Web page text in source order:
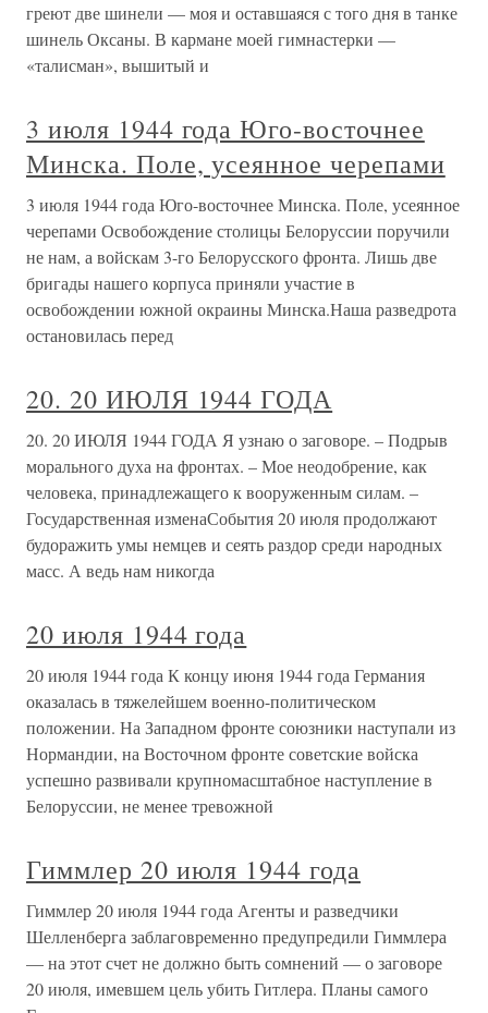
греют две шинели — моя и оставшаяся с того дня в танке
шинель Оксаны. В кармане моей гимнастерки —
«талисман», вышитый и
3 июля 1944 года Юго-восточнее
Минска. Поле, усеянное черепами
3 июля 1944 года Юго-восточнее Минска. Поле, усеянное
черепами Освобождение столицы Белоруссии поручили
не нам, а войскам 3-го Белорусского фронта. Лишь две
бригады нашего корпуса приняли участие в
освобождении южной окраины Минска.Наша разведрота
остановилась перед
20. 20 ИЮЛЯ 1944 ГОДА
20. 20 ИЮЛЯ 1944 ГОДА Я узнаю о заговоре. – Подрыв
морального духа на фронтах. – Мое неодобрение, как
человека, принадлежащего к вооруженным силам. –
Государственная изменаСобытия 20 июля продолжают
будоражить умы немцев и сеять раздор среди народных
масс. А ведь нам никогда
20 июля 1944 года
20 июля 1944 года К концу июня 1944 года Германия
оказалась в тяжелейшем военно-политическом
положении. На Западном фронте союзники наступали из
Нормандии, на Восточном фронте советские войска
успешно развивали крупномасштабное наступление в
Белоруссии, не менее тревожной
Гиммлер 20 июля 1944 года
Гиммлер 20 июля 1944 года Агенты и разведчики
Шелленберга заблаговременно предупредили Гиммлера
— на этот счет не должно быть сомнений — о заговоре
20 июля, имевшем цель убить Гитлера. Планы самого